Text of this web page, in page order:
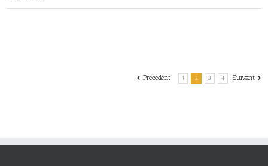
Précédent 1 2 3 4 Suivant